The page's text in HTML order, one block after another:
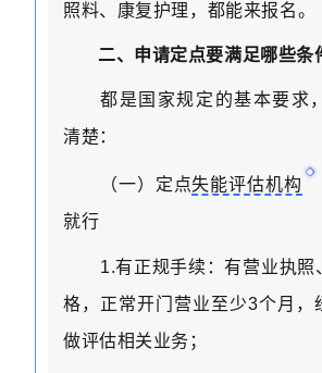
照料、康复护理，都能来报名。
二、申请定点要满足哪些条
都是国家规定的基本要求
清楚：
（一）定点失能评估机构
就行
1.有正规手续：有营业执照
格，正常开门营业至少3个月，
做评估相关业务；